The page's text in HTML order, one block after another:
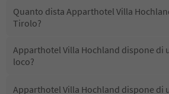
Quanto dista Apparthotel Villa
Tirolo?
Apparthotel Villa Hochland dispone di
loco?
Apparthotel Villa Hochland dispone di